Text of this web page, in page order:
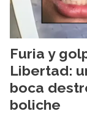
Furia y
Libertad:
boca
boliche